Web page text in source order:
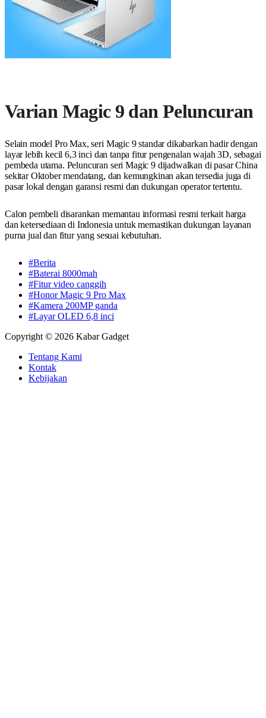
Varian Magic 9 dan Peluncuran
Selain model Pro Max, seri Magic 9 standar dikabarkan hadir dengan
layar lebih kecil 6,3 inci dan tanpa fitur pengenalan wajah 3D, sebagai
pembeda utama. Peluncuran seri Magic 9 dijadwalkan di pasar China
sekitar Oktober mendatang, dan kemungkinan akan tersedia juga di
pasar lokal dengan garansi resmi dan dukungan operator tertentu.
Calon pembeli disarankan memantau informasi resmi terkait harga
dan ketersediaan di Indonesia untuk memastikan dukungan layanan
purna jual dan fitur yang sesuai kebutuhan.
#Berita
#Baterai 8000mah
#Fitur video canggih
#Honor Magic 9 Pro Max
#Kamera 200MP ganda
#Layar OLED 6,8 inci
Copyright © 2026 Kabar Gadget
Tentang Kami
Kontak
Kebijakan